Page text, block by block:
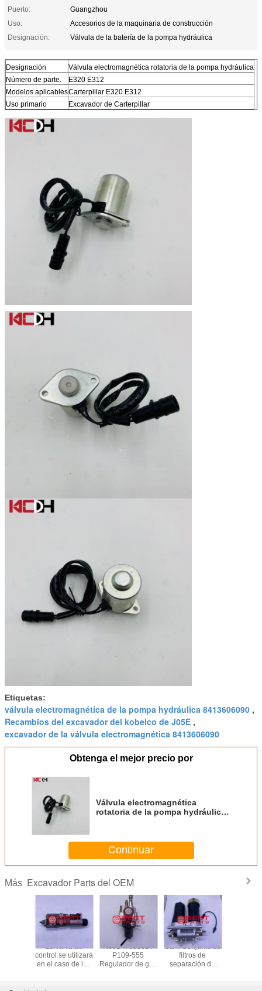
Puerto:
Guangzhou
Uso:
Accesorios de la maquinaria de construcción
Designación:
Válvula de la batería de la pompa hydráulica
Designación
Válvula electromagnética rotatoria de la pompa hydráulica
Número de parte.
E320 E312
Modelos aplicablesCarterpillar E320 E312
Uso primario
Excavador de Carterpillar
Etiquetas:
válvula electromagnética de la pompa hydráulica 8413606090 ,
Recambios del excavador del kobelco de J05E ,
excavador de la válvula electromagnética 8413606090
Obtenga el mejor precio por
Válvula electromagnética
rotatoria de la pompa hydráulica
Continuar
Más Excavador Parts del OEM
La valva de
control se utilizará
en el caso de las
A0014765332 /
P109-555
Regulador de gas
OEM Conjunto de
filtros de
separación de